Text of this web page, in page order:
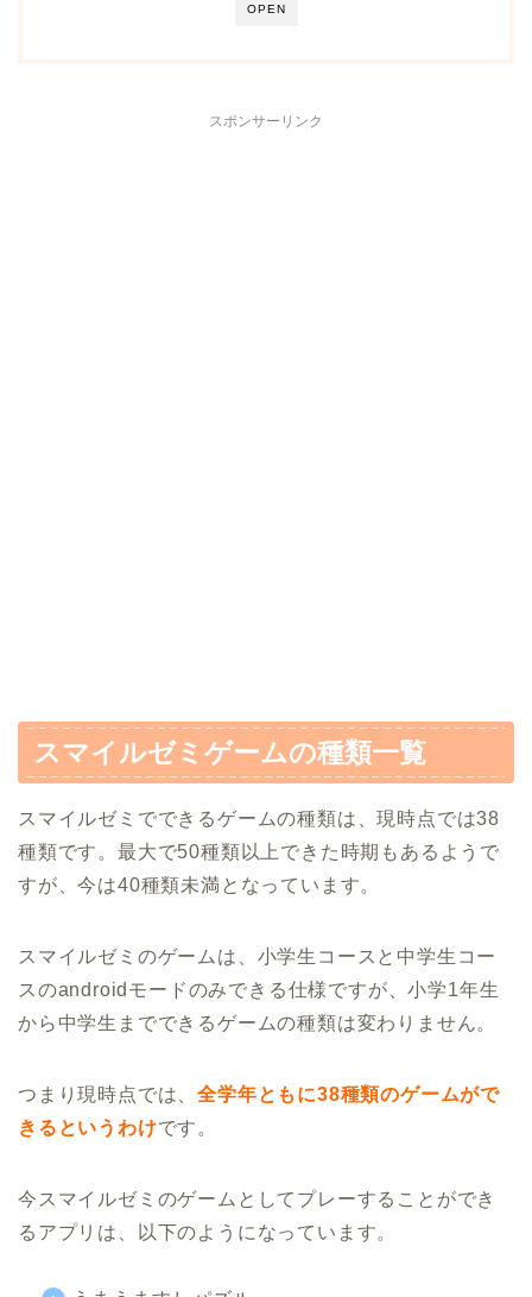
OPEN
スポンサーリンク
スマイルゼミゲームの種類一覧
スマイルゼミでできるゲームの種類は、現時点では38
種類です。最大で50種類以上できた時期もあるようで
すが、今は40種類未満となっています。
スマイルゼミのゲームは、小学生コースと中学生コー
スのandroidモードのみできる仕様ですが、小学1年生
から中学生までできるゲームの種類は変わりません。
つまり現時点では、全学年ともに38種類のゲームがで
きるというわけです。
今スマイルゼミのゲームとしてプレーすることができ
るアプリは、以下のようになっています。